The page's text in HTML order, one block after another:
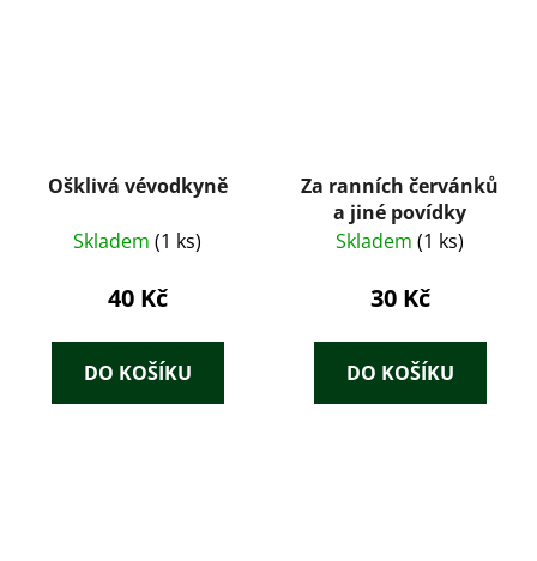
Ošklivá vévodkyně
Skladem (1 ks)
40 Kč
DO KOŠÍKU
Za ranních červánků
a jiné povídky
Skladem (1 ks)
30 Kč
DO KOŠÍKU